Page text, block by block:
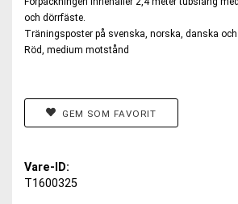
och dörrfäste.
Träningsposter på svenska, norska, danska
Röd, medium motstånd
GEM SOM FAVORIT
Vare-ID:
T1600325